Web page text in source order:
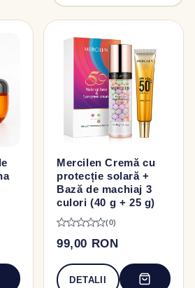
Mercilen Cremă cu
protecție solară +
Bază de machiaj 3
culori (40 g + 25 g)
(0)
99,00 RON
DETALII